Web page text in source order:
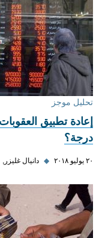
تحليل موجز
إعادة تطبيق
درجة؟
٢٠ يوليو ٢٠١٨ ◆ دانيال غليزر